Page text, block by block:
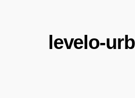
levelo-